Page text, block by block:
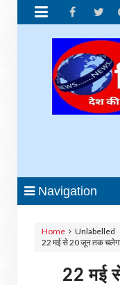

Navigation
Home
Unlabelled
22 मई से 20 जून तक चलेगा
22 मई